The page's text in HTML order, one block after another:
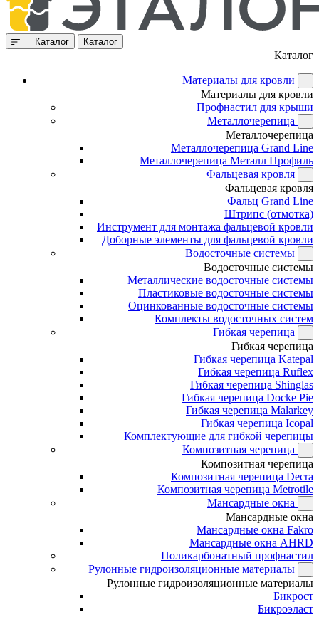
Каталог Каталог
Каталог
Материалы для кровли
Материалы для кровли
Профнастил для крыши
Металлочерепица
Металлочерепица
Металлочерепица Grand Line
Металлочерепица Металл Профиль
Фальцевая кровля
Фальцевая кровля
Фальц Grand Line
Штрипс (отмотка)
Инструмент для монтажа фальцевой кровли
Доборные элементы для фальцевой кровли
Водосточные системы
Водосточные системы
Металлические водосточные системы
Пластиковые водосточные системы
Оцинкованные водосточные системы
Комплекты водосточных систем
Гибкая черепица
Гибкая черепица
Гибкая черепица Katepal
Гибкая черепица Ruflex
Гибкая черепица Shinglas
Гибкая черепица Docke Pie
Гибкая черепица Malarkey
Гибкая черепица Icopal
Комплектующие для гибкой черепицы
Композитная черепица
Композитная черепица
Композитная черепица Decra
Композитная черепица Metrotile
Мансардные окна
Мансардные окна
Мансардные окна Fakro
Мансардные окна AHRD
Поликарбонатный профнастил
Рулонные гидроизоляционные материалы
Рулонные гидроизоляционные материалы
Бикрост
Бикроэласт